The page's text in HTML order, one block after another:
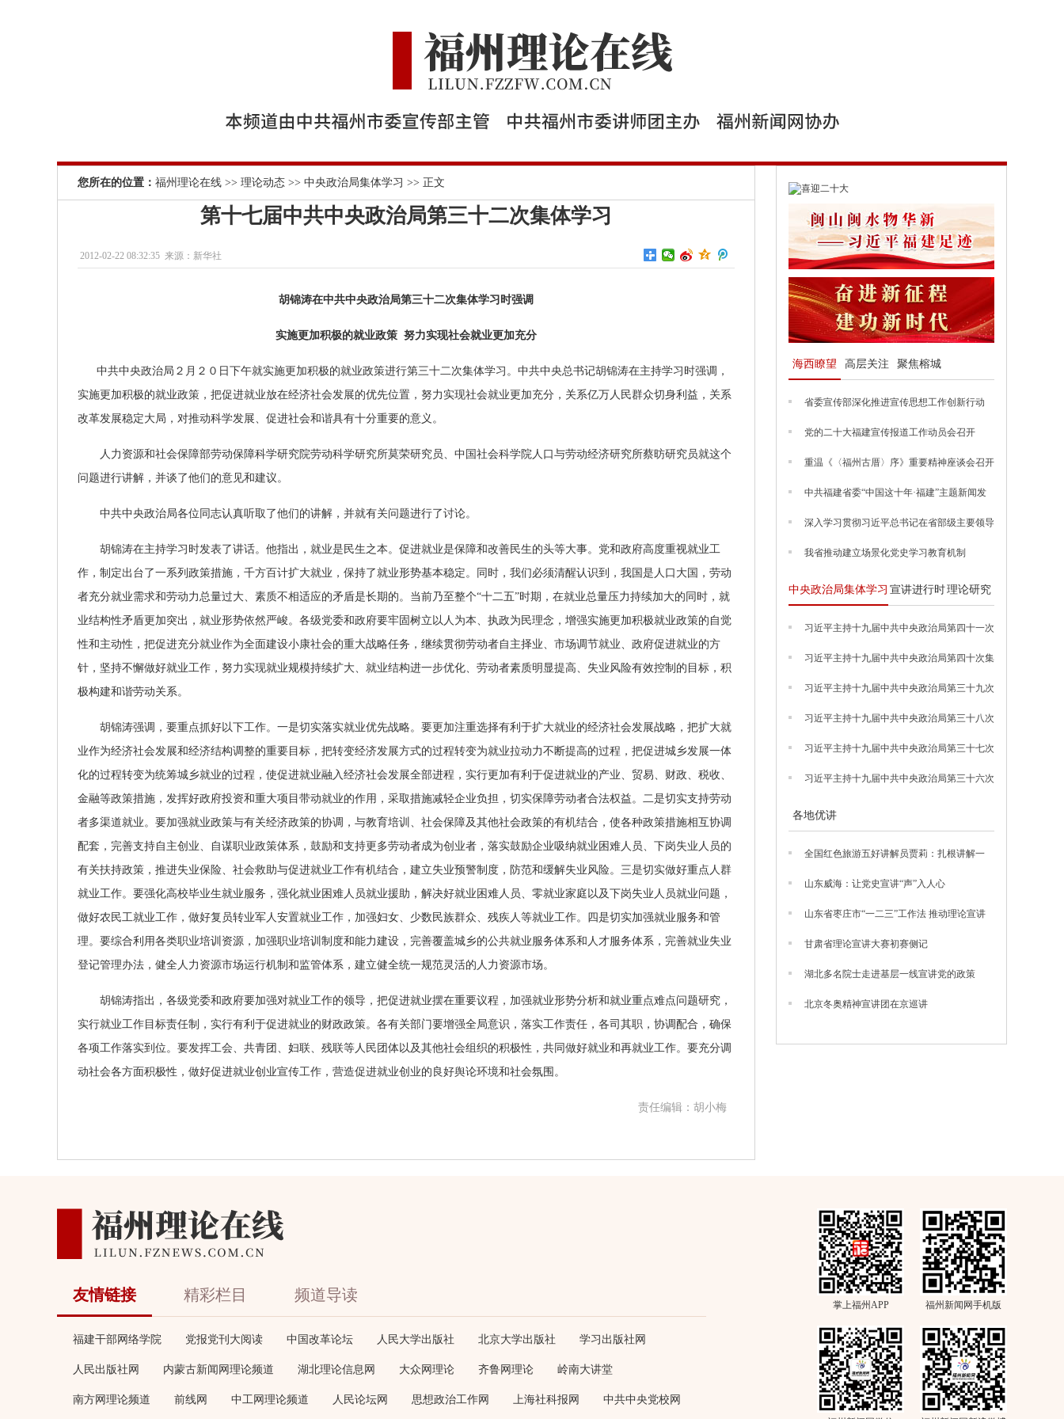
您所在的位置： 福州理论在线 >> 理论动态 >> 中央政治局集体学习 >> 正文
第十七届中共中央政治局第三十二次集体学习
2012-02-22 08:32:35 来源：新华社
胡锦涛在中共中央政治局第三十二次集体学习时强调
实施更加积极的就业政策 努力实现社会就业更加充分
中共中央政治局２月２０日下午就实施更加积极的就业政策进行第三十二次集体学习。中共中央总书记胡锦涛在主持学习时强调，
实施更加积极的就业政策，把促进就业放在经济社会发展的优先位置，努力实现社会就业更加充分，关系亿万人民群众切身利益，关系
改革发展稳定大局，对推动科学发展、促进社会和谐具有十分重要的意义。
人力资源和社会保障部劳动保障科学研究院劳动科学研究所莫荣研究员、中国社会科学院人口与劳动经济研究所蔡昉研究员就这个
问题进行讲解，并谈了他们的意见和建议。
中共中央政治局各位同志认真听取了他们的讲解，并就有关问题进行了讨论。
胡锦涛在主持学习时发表了讲话。他指出，就业是民生之本。促进就业是保障和改善民生的头等大事。党和政府高度重视就业工
作，制定出台了一系列政策措施，千方百计扩大就业，保持了就业形势基本稳定。同时，我们必须清醒认识到，我国是人口大国，劳动
者充分就业需求和劳动力总量过大、素质不相适应的矛盾是长期的。当前乃至整个“十二五”时期，在就业总量压力持续加大的同时，就
业结构性矛盾更加突出，就业形势依然严峻。各级党委和政府要牢固树立以人为本、执政为民理念，增强实施更加积极就业政策的自觉
性和主动性，把促进充分就业作为全面建设小康社会的重大战略任务，继续贯彻劳动者自主择业、市场调节就业、政府促进就业的方
针，坚持不懈做好就业工作，努力实现就业规模持续扩大、就业结构进一步优化、劳动者素质明显提高、失业风险有效控制的目标，积
极构建和谐劳动关系。
胡锦涛强调，要重点抓好以下工作。一是切实落实就业优先战略。要更加注重选择有利于扩大就业的经济社会发展战略，把扩大就
业作为经济社会发展和经济结构调整的重要目标，把转变经济发展方式的过程转变为就业拉动力不断提高的过程，把促进城乡发展一体
化的过程转变为统筹城乡就业的过程，使促进就业融入经济社会发展全部进程，实行更加有利于促进就业的产业、贸易、财政、税收、
金融等政策措施，发挥好政府投资和重大项目带动就业的作用，采取措施减轻企业负担，切实保障劳动者合法权益。二是切实支持劳动
者多渠道就业。要加强就业政策与有关经济政策的协调，与教育培训、社会保障及其他社会政策的有机结合，使各种政策措施相互协调
配套，完善支持自主创业、自谋职业政策体系，鼓励和支持更多劳动者成为创业者，落实鼓励企业吸纳就业困难人员、下岗失业人员的
有关扶持政策，推进失业保险、社会救助与促进就业工作有机结合，建立失业预警制度，防范和缓解失业风险。三是切实做好重点人群
就业工作。要强化高校毕业生就业服务，强化就业困难人员就业援助，解决好就业困难人员、零就业家庭以及下岗失业人员就业问题，
做好农民工就业工作，做好复员转业军人安置就业工作，加强妇女、少数民族群众、残疾人等就业工作。四是切实加强就业服务和管
理。要综合利用各类职业培训资源，加强职业培训制度和能力建设，完善覆盖城乡的公共就业服务体系和人才服务体系，完善就业失业
登记管理办法，健全人力资源市场运行机制和监管体系，建立健全统一规范灵活的人力资源市场。
胡锦涛指出，各级党委和政府要加强对就业工作的领导，把促进就业摆在重要议程，加强就业形势分析和就业重点难点问题研究，
实行就业工作目标责任制，实行有利于促进就业的财政政策。各有关部门要增强全局意识，落实工作责任，各司其职，协调配合，确保
各项工作落实到位。要发挥工会、共青团、妇联、残联等人民团体以及其他社会组织的积极性，共同做好就业和再就业工作。要充分调
动社会各方面积极性，做好促进就业创业宣传工作，营造促进就业创业的良好舆论环境和社会氛围。
责任编辑：胡小梅
海西瞭望 高层关注 聚焦榕城
省委宣传部深化推进宣传思想工作创新行动
党的二十大福建宣传报道工作动员会召开
重温《〈福州古厝〉序》重要精神座谈会召开
中共福建省委“中国这十年·福建”主题新闻发
深入学习贯彻习近平总书记在省部级主要领导
新征程中扎扎实实做好福建事情
我省推动建立场景化党史学习教育机制
中央政治局集体学习 宣讲进行时理论研究
习近平主持十九届中共中央政治局第四十一次
习近平主持十九届中共中央政治局第四十次集
习近平主持十九届中共中央政治局第三十九次
习近平主持十九届中共中央政治局第三十八次
习近平主持十九届中共中央政治局第三十七次
习近平主持十九届中共中央政治局第三十六次
各地优讲
全国红色旅游五好讲解员贾莉：扎根讲解一
山东威海：让党史宣讲“声”入人心
山东省枣庄市“一二三”工作法 推动理论宣讲
甘肃省理论宣讲大赛初赛侧记
湖北多名院士走进基层一线宣讲党的政策
北京冬奥精神宣讲团在京巡讲
友情链接 精彩栏目 频道导读
福建干部网络学院 党报党刊大阅读 中国改革论坛 人民大学出版社 北京大学出版社 学习出版社网
人民出版社网 内蒙古新闻网理论频道 湖北理论信息网 大众网理论 齐鲁网理论 岭南大讲堂
南方网理论频道 前线网 中工网理论频道 人民论坛网 思想政治工作网 上海社科报网 中共中央党校网
掌上福州APP 福州新闻网手机版